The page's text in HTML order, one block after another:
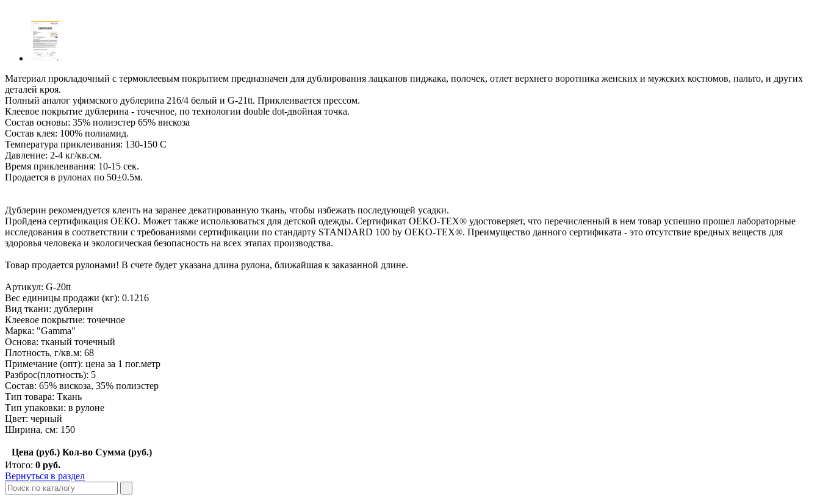
Материал прокладочный с термоклеевым покрытием предназначен для дублирования лацканов пиджака, полочек, отлет верхнего воротника женских и мужских костюмов, пальто, и других
деталей кроя.
Полный аналог уфимского дублерина 216/4 белый и G-21tt. Приклеивается прессом.
Клеевое покрытие дублерина - точечное, по технологии double dot-двойная точка.
Состав основы: 35% полиэстер 65% вискоза
Состав клея: 100% полиамид.
Температура приклеивания: 130-150 С
Давление: 2-4 кг/кв.см.
Время приклеивания: 10-15 сек.
Продается в рулонах по 50±0.5м.
Дублерин рекомендуется клеить на заранее декатированную ткань, чтобы избежать последующей усадки.
Пройдена сертификация ОЕКО. Может также использоваться для детской одежды. Сертификат OEKO-TEX® удостоверяет, что перечисленный в нем товар успешно прошел лабораторные
исследования в соответствии с требованиями сертификации по стандарту STANDARD 100 by OEKO-TEX®. Преимущество данного сертификата - это отсутствие вредных веществ для
здоровья человека и экологическая безопасность на всех этапах производства.
Товар продается рулонами! В счете будет указана длина рулона, ближайшая к заказанной длине.
Артикул: G-20tt
Вес единицы продажи (кг): 0.1216
Вид ткани: дублерин
Клеевое покрытие: точечное
Марка: "Gamma"
Основа: тканый точечный
Плотность, г/кв.м: 68
Примечание (опт): цена за 1 пог.метр
Разброс(плотность): 5
Состав: 65% вискоза, 35% полиэстер
Тип товара: Ткань
Тип упаковки: в рулоне
Цвет: черный
Ширина, см: 150
Цена (руб.) Кол-во Сумма (руб.)
Итого: 0 руб.
Вернуться в раздел